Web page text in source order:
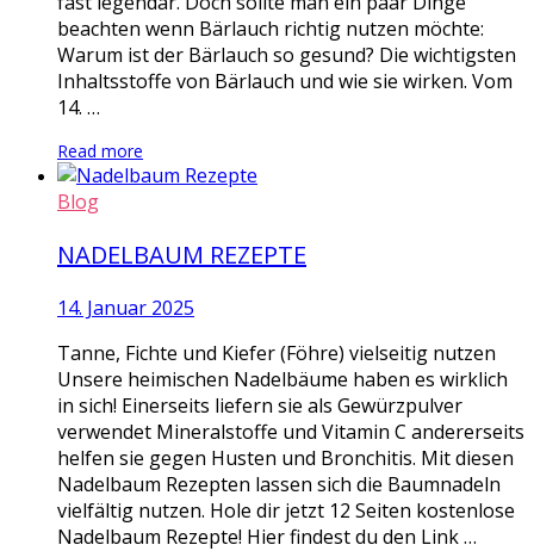
beachten wenn Bärlauch richtig nutzen möchte:
Warum ist der Bärlauch so gesund? Die wichtigsten
Inhaltsstoffe von Bärlauch und wie sie wirken. Vom
14. …
Read more
Blog
NADELBAUM REZEPTE
14. Januar 2025
Tanne, Fichte und Kiefer (Föhre) vielseitig nutzen
Unsere heimischen Nadelbäume haben es wirklich
in sich! Einerseits liefern sie als Gewürzpulver
verwendet Mineralstoffe und Vitamin C andererseits
helfen sie gegen Husten und Bronchitis. Mit diesen
Nadelbaum Rezepten lassen sich die Baumnadeln
vielfältig nutzen. Hole dir jetzt 12 Seiten kostenlose
Nadelbaum Rezepte! Hier findest du den Link …